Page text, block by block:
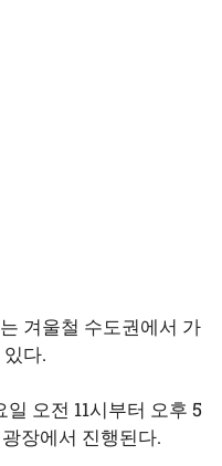
겨울철 수도권에서 가
다.
오전 11시부터 오후 5
장에서 진행된다.